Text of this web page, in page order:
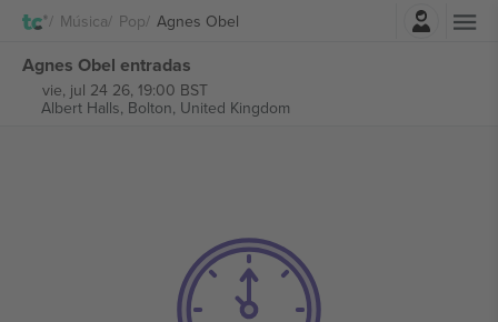
Música Pop Agnes Obel
Agnes Obel entradas
vie, jul 24 26, 19:00 BST
Albert Halls, Bolton, United Kingdom